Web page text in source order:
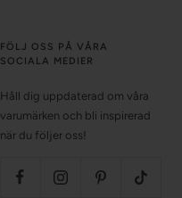
FÖLJ OSS PÅ VÅRA
SOCIALA MEDIER
Håll dig uppdaterad om våra
varumärken och bli inspirerad
när du följer oss!